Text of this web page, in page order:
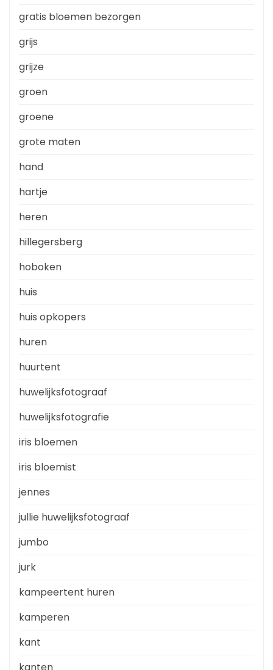
gratis bloemen bezorgen
grijs
grijze
groen
groene
grote maten
hand
hartje
heren
hillegersberg
hoboken
huis
huis opkopers
huren
huurtent
huwelijksfotograaf
huwelijksfotografie
iris bloemen
iris bloemist
jennes
jullie huwelijksfotograaf
jumbo
jurk
kampeertent huren
kamperen
kant